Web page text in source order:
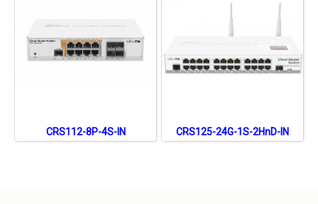
CRS112-8P-4S-IN CRS125-24G-1S-2HnD-IN